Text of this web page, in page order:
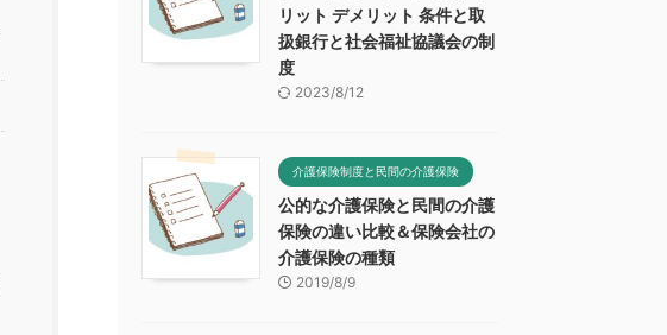
リット デメリット 条件と取
扱銀行と社会福祉協議会の制
度
2023/8/12
介護保険制度と民間の介護保険
公的な介護保険と民間の介護
保険の違い比較＆保険会社の
介護保険の種類
2019/8/9